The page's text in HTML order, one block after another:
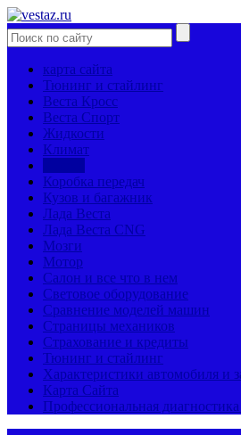
карта сайта
Тюнинг и стайлинг
Веста Кросс
Веста Спорт
Жидкости
Климат
Коробка передач
Кузов и багажник
Лада Веста
Лада Веста CNG
Мозги
Мотор
Салон и все что в нем
Световое оборудование
Сравнение моделей машин
Страницы механиков
Страхование и кредиты
Тюнинг и стайлинг
Характеристики автомобиля и
Карта Сайта
Профессиональная